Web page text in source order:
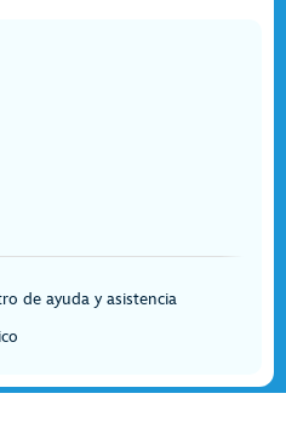
de ayuda y asistencia